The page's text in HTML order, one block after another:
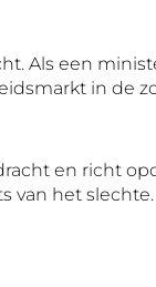
Als een
in de
en richt
van het slechte.